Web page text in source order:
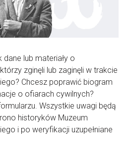
lub materiały o
zginęli lub zaginęli w trakcie
Chcesz poprawić biogram
o ofiarach cywilnych?
Wszystkie uwagi będą
historyków Muzeum
i po weryfikacji uzupełniane